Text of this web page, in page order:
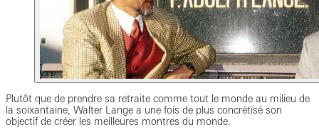
Plutôt que de prendre sa retraite comme tout le monde au milieu de
la soixantaine, Walter Lange a une fois de plus concrétisé son
objectif de créer les meilleures montres du monde.